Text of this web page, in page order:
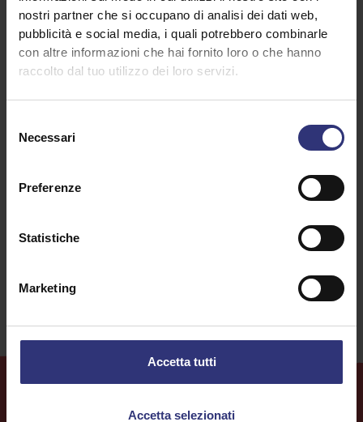
nostri partner che si occupano di analisi dei dati web,
pubblicità e social media, i quali potrebbero combinarle
con altre informazioni che hai fornito loro o che hanno
raccolto dal tuo utilizzo dei loro servizi.
delNecessari
Preferenze
Statistiche
Marketing
Accetta tutti
Accetta selezionati
Scopri ricette simili
Fagioli o legumi Verdure
0-30 minuti